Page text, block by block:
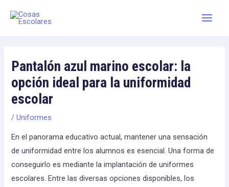
Pantalón azul marino escolar: la
opción ideal para la uniformidad
escolar
/Uniformes
En el panorama educativo actual, mantener una sensación
de uniformidad entre los alumnos es esencial. Una forma de
conseguirlo es mediante la implantación de uniformes
escolares. Entre las diversas opciones disponibles, los